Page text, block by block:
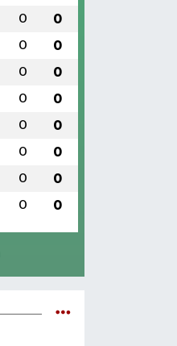
0 0
0 0
0 0
0 0
0 0
0 0
0 0
0 0